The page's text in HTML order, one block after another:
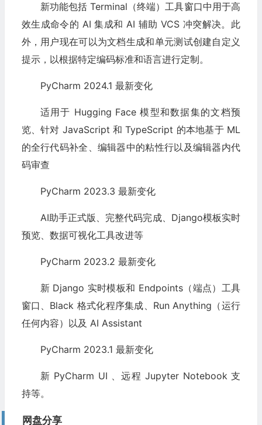
新功能包括 Terminal（终端）工具窗口中用于高
效生成命令的 AI 集成和 AI 辅助 VCS 冲突解决。此
外，用户现在可以为文档生成和单元测试创建自定义
提示，以根据特定编码标准和语言进行定制。
PyCharm 2024.1 最新变化
适用于 Hugging Face 模型和数据集的文档预
览、针对 JavaScript 和 TypeScript 的本地基于 ML
的全行代码补全、编辑器中的粘性行以及编辑器内代
码审查
PyCharm 2023.3 最新变化
AI助手正式版、完整代码完成、Django模板实时
预览、数据可视化工具改进等
PyCharm 2023.2 最新变化
新 Django 实时模板和 Endpoints（端点）工具
窗口、Black 格式化程序集成、Run Anything（运行
任何内容）以及 AI Assistant
PyCharm 2023.1 最新变化
新 PyCharm UI 、远程 Jupyter Notebook 支
持等。
网盘分享